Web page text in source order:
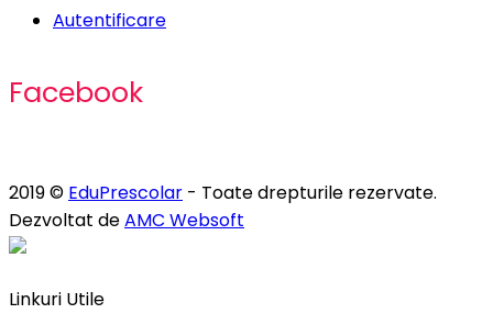
Autentificare
Facebook
2019 © EduPrescolar - Toate drepturile rezervate.
Dezvoltat deAMC Websoft
Linkuri Utile